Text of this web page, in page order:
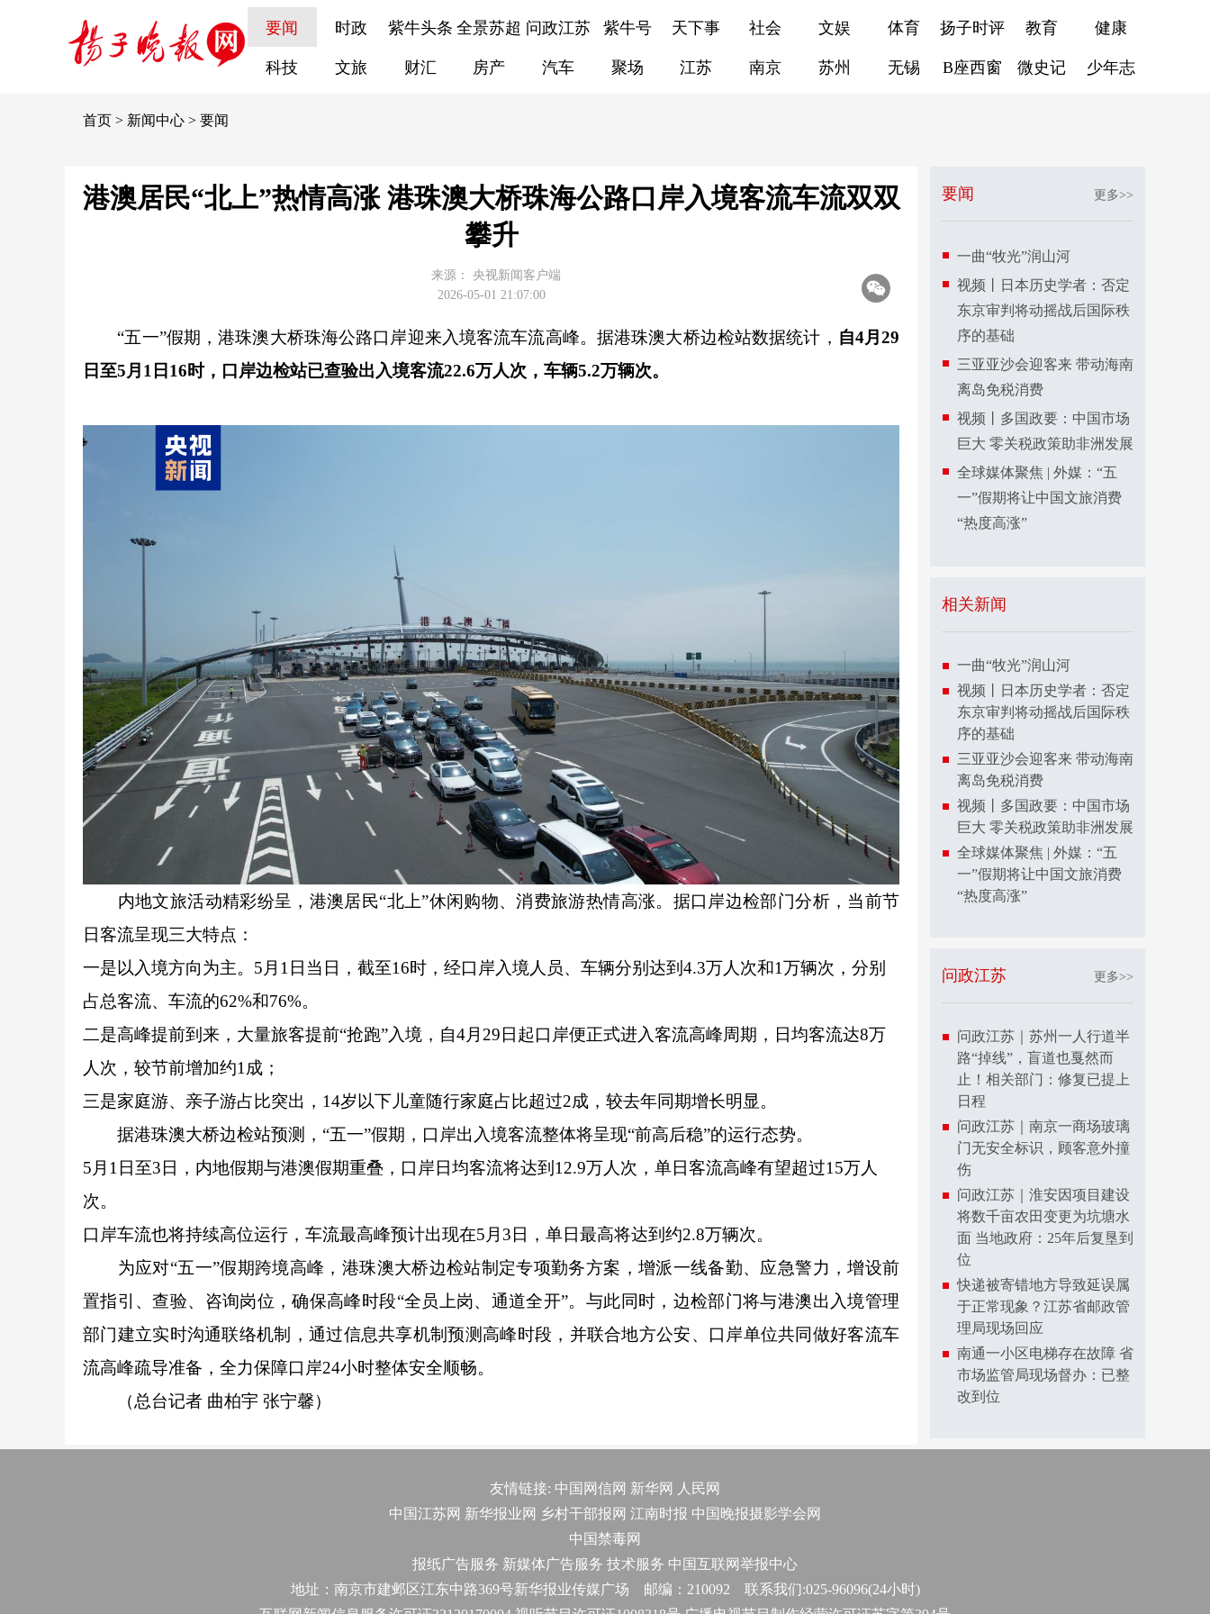
要闻 时政 紫牛头条 全景苏超 问政江苏 紫牛号 天下事 社会 文娱 体育 扬子时评 教育 健康
科技 文旅 财汇 房产 汽车 聚场 江苏 南京 苏州 无锡 B座西窗 微史记 少年志
首页 > 新闻中心 > 要闻
港澳居民“北上”热情高涨 港珠澳大桥珠海公路口岸入境客流车流双双
攀升
来源：
央视新闻客户端
2026-05-01 21:07:00
“五一”假期，港珠澳大桥珠海公路口岸迎来入境客流车流高峰。据港珠澳大桥边检站数据统计， 自4月29
日至5月1日16时，口岸边检站已查验出入境客流22.6万人次，车辆5.2万辆次。
内地文旅活动精彩纷呈，港澳居民“北上”休闲购物、消费旅游热情高涨。据口岸边检部门分析，当前节
日客流呈现三大特点：
一是以入境方向为主。5月1日当日，截至16时，经口岸入境人员、车辆分别达到4.3万人次和1万辆次，分别
占总客流、车流的62%和76%。
二是高峰提前到来，大量旅客提前“抢跑”入境，自4月29日起口岸便正式进入客流高峰周期，日均客流达8万
人次，较节前增加约1成；
三是家庭游、亲子游占比突出，14岁以下儿童随行家庭占比超过2成，较去年同期增长明显。
据港珠澳大桥边检站预测，“五一”假期，口岸出入境客流整体将呈现“前高后稳”的运行态势。
5月1日至3日，内地假期与港澳假期重叠，口岸日均客流将达到12.9万人次，单日客流高峰有望超过15万人
次。
口岸车流也将持续高位运行，车流最高峰预计出现在5月3日，单日最高将达到约2.8万辆次。
为应对“五一”假期跨境高峰，港珠澳大桥边检站制定专项勤务方案，增派一线备勤、应急警力，增设前
置指引、查验、咨询岗位，确保高峰时段“全员上岗、通道全开”。与此同时，边检部门将与港澳出入境管理
部门建立实时沟通联络机制，通过信息共享机制预测高峰时段，并联合地方公安、口岸单位共同做好客流车
流高峰疏导准备，全力保障口岸24小时整体安全顺畅。
（总台记者 曲柏宇 张宁馨）
要闻 更多>>
一曲“牧光”润山河
视频丨日本历史学者：否定
东京审判将动摇战后国际秩
序的基础
三亚亚沙会迎客来 带动海南
离岛免税消费
视频丨多国政要：中国市场
巨大 零关税政策助非洲发展
全球媒体聚焦 | 外媒：“五
一”假期将让中国文旅消费
“热度高涨”
相关新闻
一曲“牧光”润山河
视频丨日本历史学者：否定
东京审判将动摇战后国际秩
序的基础
三亚亚沙会迎客来 带动海南
离岛免税消费
视频丨多国政要：中国市场
巨大 零关税政策助非洲发展
全球媒体聚焦 | 外媒：“五
一”假期将让中国文旅消费
“热度高涨”
问政江苏 更多>>
问政江苏｜苏州一人行道半
路“掉线”，盲道也戛然而
止！相关部门：修复已提上
日程
问政江苏｜南京一商场玻璃
门无安全标识，顾客意外撞
伤
问政江苏｜淮安因项目建设
将数千亩农田变更为坑塘水
面 当地政府：25年后复垦到
位
快递被寄错地方导致延误属
于正常现象？江苏省邮政管
理局现场回应
南通一小区电梯存在故障 省
市场监管局现场督办：已整
改到位
友情链接: 中国网信网 新华网
人民网
中国江苏网 新华报业网 乡村干部报网 江南时报 中国晚报摄影学会网
中国禁毒网
报纸广告服务 新媒体广告服务 技术服务 中国互联网举报中心
地址：南京市建邺区江东中路369号新华报业传媒广场 邮编：210092 联系我们:025-96096(24小时)